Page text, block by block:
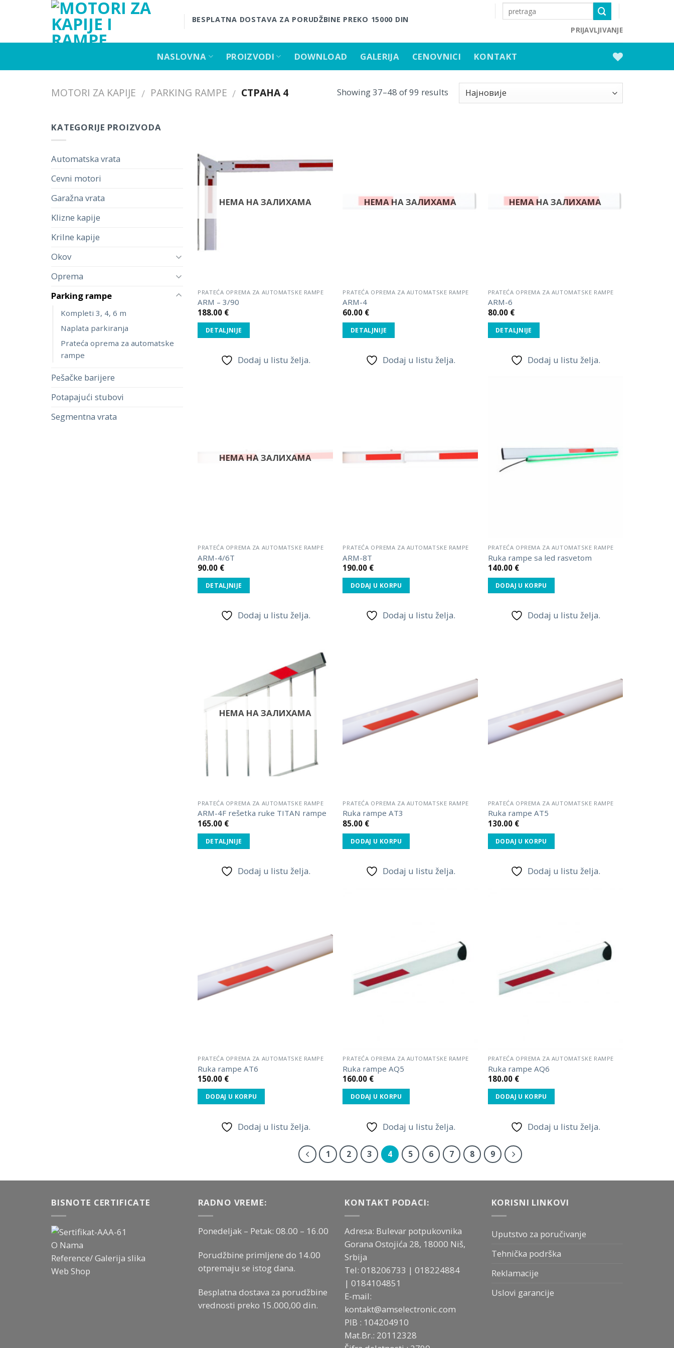
BESPLATNA DOSTAVA ZA PORUDŽBINE PREKO 15000 DIN
PRIJAVLJIVANJE
NASLOVNA PROIZVODI DOWNLOAD GALERIJA CENOVNICI KONTAKT
MOTORI ZA KAPIJE / PARKING RAMPE / СТРАНА 4 Showing 37–48 of 99 results
KATEGORIJE PROIZVODA
Automatska vrata
Cevni motori
Garažna vrata
Klizne kapije
Krilne kapije
Okov
Oprema
Parking rampe
Kompleti 3, 4, 6 m
Naplata parkiranja
Prateća oprema za automatske
rampe
Pešačke barijere
Potapajući stubovi
Segmentna vrata
Dodaj
НЕМА НА ЗАЛИХАМА
PRATEĆA OPREMA ZA AUTOMATSKE RAMPE
ARM – 3/90
188.00 €
DETALJNIJE
Dodaj u listu želja.
НЕМА НА ЗАЛИХАМА
PRATEĆA OPREMA ZA AUTOMATSKE RAMPE
ARM-4
60.00 €
DETALJNIJE
Dodaj u listu želja.
НЕМА НА ЗАЛИХАМА
PRATEĆA OPREMA ZA AUTOMATSKE RAMPE
ARM-6
80.00 €
DETALJNIJE
Dodaj u listu želja.
НЕМА НА ЗАЛИХАМА
PRATEĆA OPREMA ZA AUTOMATSKE RAMPE
ARM-4/6T
90.00 €
DETALJNIJE
Dodaj u listu želja.
PRATEĆA OPREMA ZA AUTOMATSKE RAMPE
ARM-8T
190.00 €
DODAJ U KORPU
Dodaj u listu želja.
PRATEĆA OPREMA ZA AUTOMATSKE RAMPE
Ruka rampe sa led rasvetom
140.00 €
DODAJ U KORPU
Dodaj u listu želja.
Dodaj
НЕМА НА ЗАЛИХАМА
PRATEĆA OPREMA ZA AUTOMATSKE RAMPE
ARM-4F rešetka ruke TITAN rampe
165.00 €
DETALJNIJE
Dodaj u listu želja.
Dodaj
u listu
želja.
PRATEĆA OPREMA ZA AUTOMATSKE RAMPE
Ruka rampe AT3
85.00 €
DODAJ U KORPU
Dodaj u listu želja.
Dodaj
u listu
želja.
PRATEĆA OPREMA ZA AUTOMATSKE RAMPE
Ruka rampe AT5
130.00 €
DODAJ U KORPU
Dodaj u listu želja.
u listu
želja.
PRATEĆA OPREMA ZA AUTOMATSKE RAMPE
Ruka rampe AT6
150.00 €
DODAJ U KORPU
Dodaj u listu želja.
u listu
želja.
PRATEĆA OPREMA ZA AUTOMATSKE RAMPE
Ruka rampe AQ5
160.00 €
DODAJ U KORPU
Dodaj u listu želja.
u listu
želja.
PRATEĆA OPREMA ZA AUTOMATSKE RAMPE
Ruka rampe AQ6
180.00 €
DODAJ U KORPU
Dodaj u listu želja.
1 2 3 4 5 6 7 8 9
BISNOTE CERTIFICATE
O Nama
Reference/ Galerija slika
Web Shop
RADNO VREME:
Ponedeljak – Petak: 08.00 – 16.00
Porudžbine primljene do 14.00
otpremaju se istog dana.
Besplatna dostava za porudžbine
vrednosti preko 15.000,00 din.
KONTAKT PODACI:
Adresa: Bulevar potpukovnika
Gorana Ostojića 28, 18000 Niš,
Srbija
Tel: 018206733 | 018224884
| 0184104851
E-mail:
kontakt@amselectronic.com
PIB : 104204910
Mat.Br.: 20112328
KORISNI LINKOVI
Uputstvo za poručivanje
Tehnička podrška
Reklamacije
Uslovi garancije